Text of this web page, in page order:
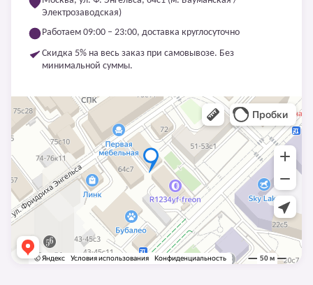
Электрозаводская)
Работаем 09:00 – 23:00, доставка круглосуточно
Скидка 5% на весь заказ при самовывозе. Без
минимальной суммы.